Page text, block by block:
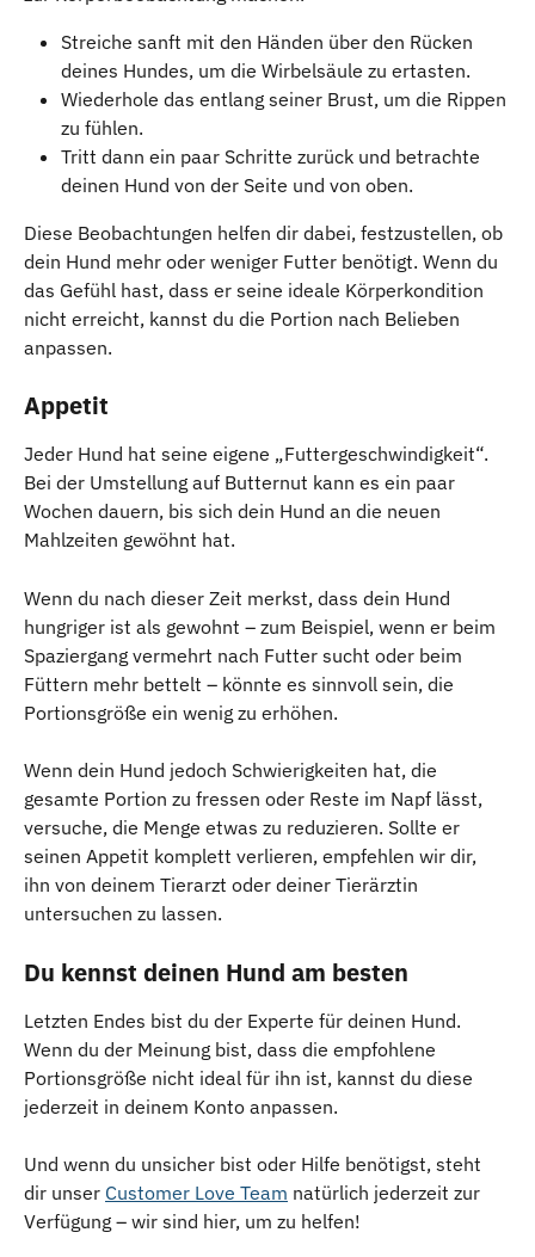
Streiche sanft mit den Händen über den Rücken
deines Hundes, um die Wirbelsäule zu ertasten.
Wiederhole das entlang seiner Brust, um die Rippen
zu fühlen.
Tritt dann ein paar Schritte zurück und betrachte
deinen Hund von der Seite und von oben.
Diese Beobachtungen helfen dir dabei, festzustellen, ob
dein Hund mehr oder weniger Futter benötigt. Wenn du
das Gefühl hast, dass er seine ideale Körperkondition
nicht erreicht, kannst du die Portion nach Belieben
anpassen.
Appetit
Jeder Hund hat seine eigene „Futtergeschwindigkeit“.
Bei der Umstellung auf Butternut kann es ein paar
Wochen dauern, bis sich dein Hund an die neuen
Mahlzeiten gewöhnt hat.
Wenn du nach dieser Zeit merkst, dass dein Hund
hungriger ist als gewohnt – zum Beispiel, wenn er beim
Spaziergang vermehrt nach Futter sucht oder beim
Füttern mehr bettelt – könnte es sinnvoll sein, die
Portionsgröße ein wenig zu erhöhen.
Wenn dein Hund jedoch Schwierigkeiten hat, die
gesamte Portion zu fressen oder Reste im Napf lässt,
versuche, die Menge etwas zu reduzieren. Sollte er
seinen Appetit komplett verlieren, empfehlen wir dir,
ihn von deinem Tierarzt oder deiner Tierärztin
untersuchen zu lassen.
Du kennst deinen Hund am besten
Letzten Endes bist du der Experte für deinen Hund.
Wenn du der Meinung bist, dass die empfohlene
Portionsgröße nicht ideal für ihn ist, kannst du diese
jederzeit in deinem Konto anpassen.
Und wenn du unsicher bist oder Hilfe benötigst, steht
dir unser Customer Love Team natürlich jederzeit zur
Verfügung – wir sind hier, um zu helfen!